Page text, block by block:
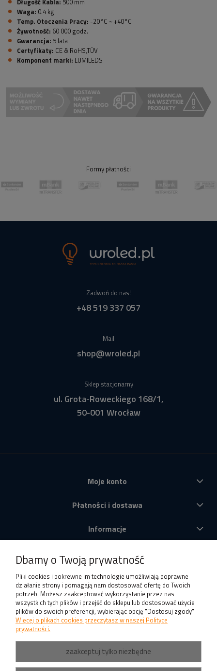
Długość Kabla: 500 mm
Waga: 0.4 kg
Temp. Otoczenia Pracy: -20°C ~ +40°C
Żywotność: 60 000 godz.
Gwarancja: 5 lata
Certyfikaty: CE & RoHS,TÜV
Komponent marki: LUMILEDS
Formy płatności
Zadwoń do nas!
+48 519 337 057
Mail
shop@wroled.pl
Sklep stacjonarny
ul. Grota-Roweckiego 168/1,
50-001 Wrocław
Moje konto
Płatności i dostawa
Informacje
Produkty
Dbamy o Twoją prywatność
Pliki cookies i pokrewne im technologie umożliwiają poprawne
działanie strony i pomagają nam dostosować ofertę do Twoich
potrzeb. Możesz zaakceptować wykorzystanie przez nas
wszystkich tych plików i przejść do sklepu lub dostosować użycie
plików do swoich preferencji, wybierając opcję "Dostosuj zgody".
Więcej o plikach cookies przeczytasz w naszej Polityce
prywatności.
zaakceptuj tylko niezbędne